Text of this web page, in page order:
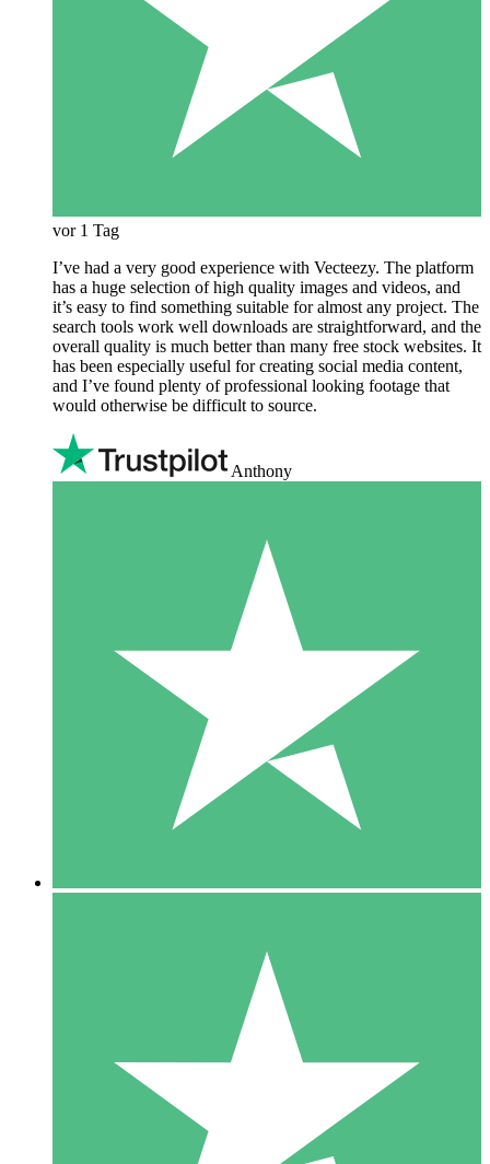
vor 1 Tag
I’ve had a very good experience with Vecteezy. The platform
has a huge selection of high quality images and videos, and
it’s easy to find something suitable for almost any project. The
search tools work well downloads are straightforward, and the
overall quality is much better than many free stock websites. It
has been especially useful for creating social media content,
and I’ve found plenty of professional looking footage that
would otherwise be difficult to source.
Anthony